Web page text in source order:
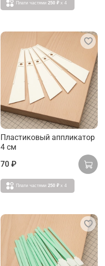
Плати частями 250 ₽ x 4
Пластиковый аппликатор
4 см
70 ₽
Плати частями 250 ₽ x 4